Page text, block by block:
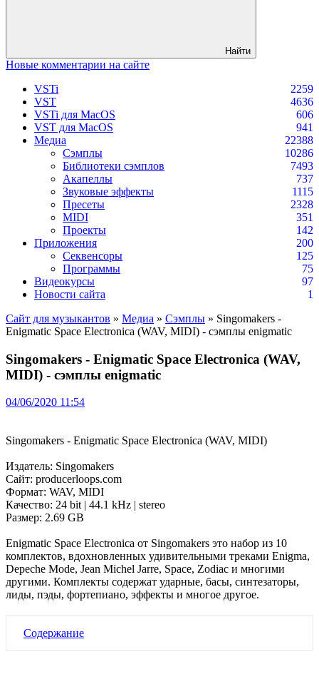
Найти
Новые комментарии на сайте
VSTi
2259
VST
4636
VSTi для MacOS
606
VST для MacOS
941
Медиа
22388
Сэмплы
10286
Библиотеки сэмплов
7493
Акапеллы
737
Звуковые эффекты
1115
Пресеты
2328
MIDI
351
Проекты
142
Приложения
200
Секвенсоры
125
Программы
75
Видеокурсы
97
Новости сайта
1
Сайт для музыкантов » Медиа » Сэмплы » Singomakers -
Enigmatic Space Electronica (WAV, MIDI) - сэмплы enigmatic
Singomakers - Enigmatic Space Electronica (WAV,
MIDI) - сэмплы enigmatic
04/06/2020 11:54
Singomakers - Enigmatic Space Electronica (WAV, MIDI)
Издатель: Singomakers
Сайт: producerloops.com
Формат: WAV, MIDI
Качество: 24 bit | 44.1 kHz | stereo
Размер: 2.69 GB
Enigmatic Space Electronica от Singomakers это набор из 10
комплектов, вдохновленных удивительными треками Enigma,
Depeche Mode, Jean Michel Jarre, Space, Zodiac и многими
другими. Комплекты содержат ударные, басы, синтезаторы,
лиды, пэды, фортепиано, эффекты и многое другое.
Содержание